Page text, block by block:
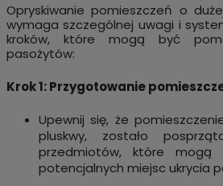
Opryskiwanie pomieszczeń o
wymaga szczególnej uwagi i
kroków, które mogą być
pasożytów:
Krok 1: Przygotowanie
Upewnij się, że
pluskwy, zostało
przedmiotów, które
potencjalnych miejsc ukrycia